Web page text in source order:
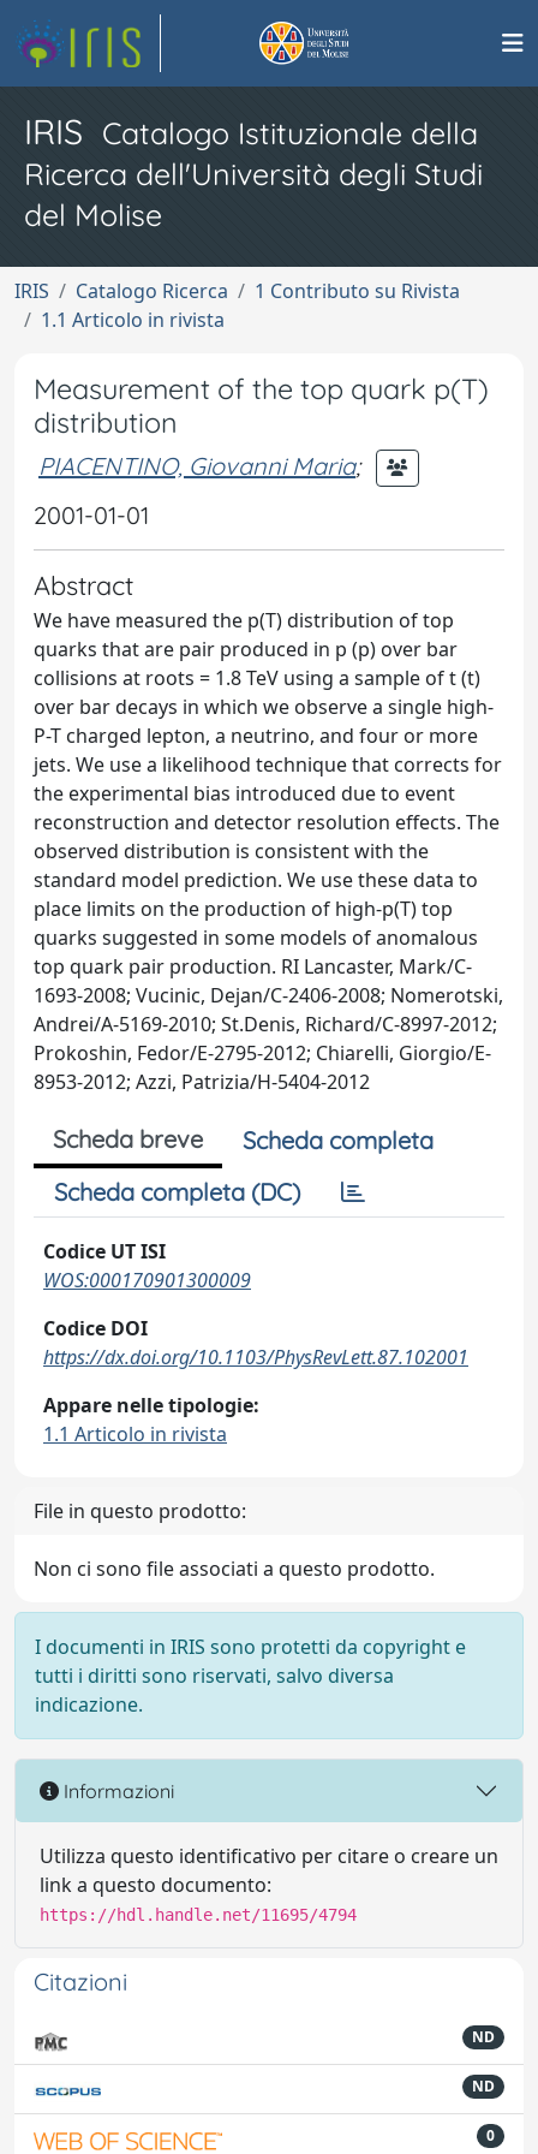
IRIS Catalogo Istituzionale della
Ricerca dell'Università degli Studi
del Molise
IRIS Catalogo Ricerca
1 Contributo su Rivista
1.1 Articolo in rivista
Measurement of the top quark p(T)
distribution
PIACENTINO, Giovanni Maria;
2001-01-01
Abstract
We have measured the p(T) distribution of top
quarks that are pair produced in p (p) over bar
collisions at roots = 1.8 TeV using a sample of t (t)
over bar decays in which we observe a single high-
P-T charged lepton, a neutrino, and four or more
jets. We use a likelihood technique that corrects for
the experimental bias introduced due to event
reconstruction and detector resolution effects. The
observed distribution is consistent with the
standard model prediction. We use these data to
place limits on the production of high-p(T) top
quarks suggested in some models of anomalous
top quark pair production. RI Lancaster, Mark/C-
1693-2008; Vucinic, Dejan/C-2406-2008; Nomerotski,
Andrei/A-5169-2010; St.Denis, Richard/C-8997-2012;
Prokoshin, Fedor/E-2795-2012; Chiarelli, Giorgio/E-
8953-2012; Azzi, Patrizia/H-5404-2012
Scheda breve
Scheda completa
Scheda completa (DC)
Codice UT ISI
WOS:000170901300009
Codice DOI
https://dx.doi.org/10.1103/PhysRevLett.87.102001
Appare nelle tipologie:
1.1 Articolo in rivista
File in questo prodotto:
Non ci sono file associati a questo prodotto.
I documenti in IRIS sono protetti da copyright e
tutti i diritti sono riservati, salvo diversa
indicazione.
Informazioni
Utilizza questo identificativo per citare o creare un
link a questo documento:
https://hdl.handle.net/11695/4794
Citazioni
ND
ND
0